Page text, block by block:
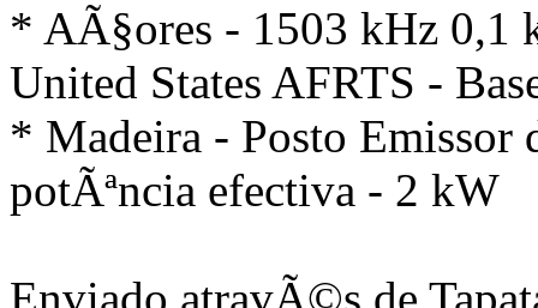
* AÃ§ores - 1503 kHz 0,1
United States AFRTS -
* Madeira - Posto Emissor
potÃªncia efectiva - 2 kW